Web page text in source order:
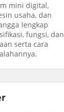
mini digital,
usaha, dan
lengkap
fungsi, dan
serta cara